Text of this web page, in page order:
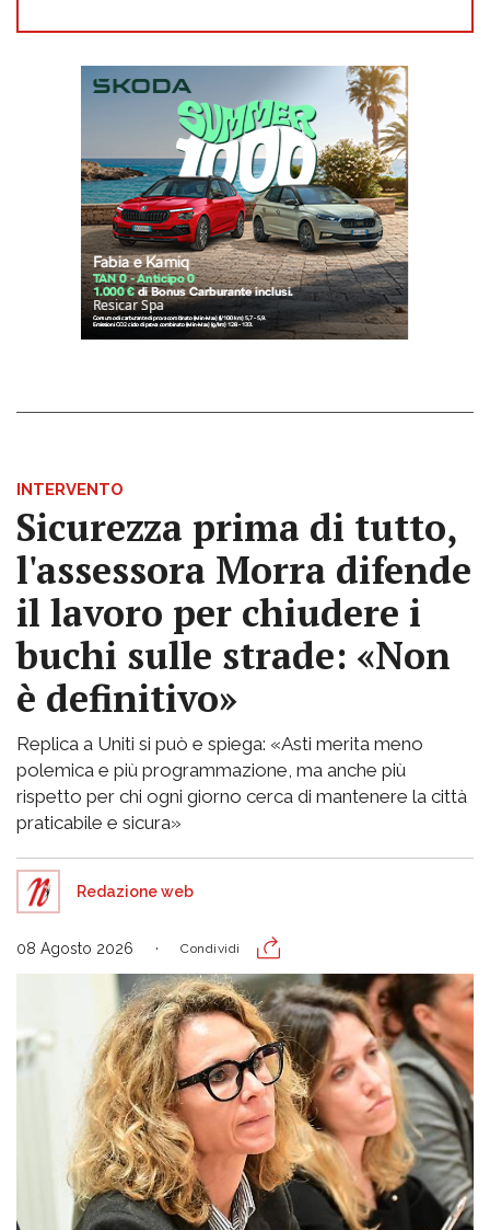
INTERVENTO
Sicurezza prima di tutto,
l'assessora Morra difende
il lavoro per chiudere i
buchi sulle strade: «Non
è definitivo»
Replica a Uniti si può e spiega: «Asti merita meno
polemica e più programmazione, ma anche più
rispetto per chi ogni giorno cerca di mantenere la città
praticabile e sicura»
Redazione web
08 Agosto 2026 Condividi